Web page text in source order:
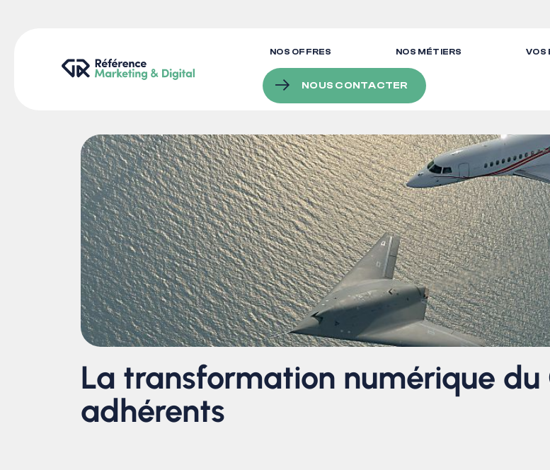
NOS OFFRES NOS MÉTIERS VOS
NOUS CONTACTER
La transformation numérique du
adhérents